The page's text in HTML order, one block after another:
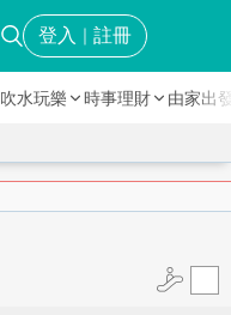
登入 ｜ 註冊
吹水玩樂 時事理財 由家出